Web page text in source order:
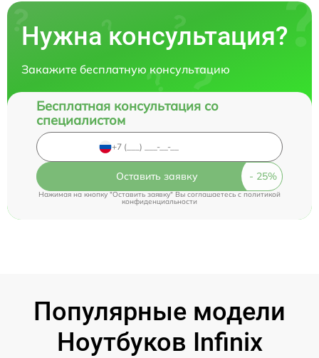
Нужна консультация?
Закажите бесплатную консультацию
Бесплатная консультация со
специалистом
Оставить заявку
Нажимая на кнопку "Оставить заявку" Вы соглашаетесь cполитикой
конфиденциальности
Популярные модели
Ноутбуков Infinix